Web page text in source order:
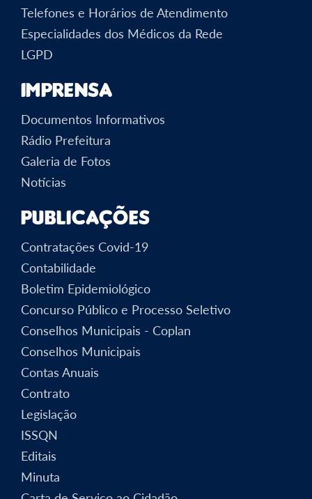
Telefones e Horários de Atendimento
Especialidades dos Médicos da Rede
LGPD
Imprensa
Documentos Informativos
Rádio Prefeitura
Galeria de Fotos
Notícias
Publicações
Contratações Covid-19
Contabilidade
Boletim Epidemiológico
Concurso Público e Processo Seletivo
Conselhos Municipais - Coplan
Conselhos Municipais
Contas Anuais
Contrato
Legislação
ISSQN
Editais
Minuta